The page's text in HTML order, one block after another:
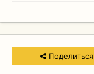
Поделиться